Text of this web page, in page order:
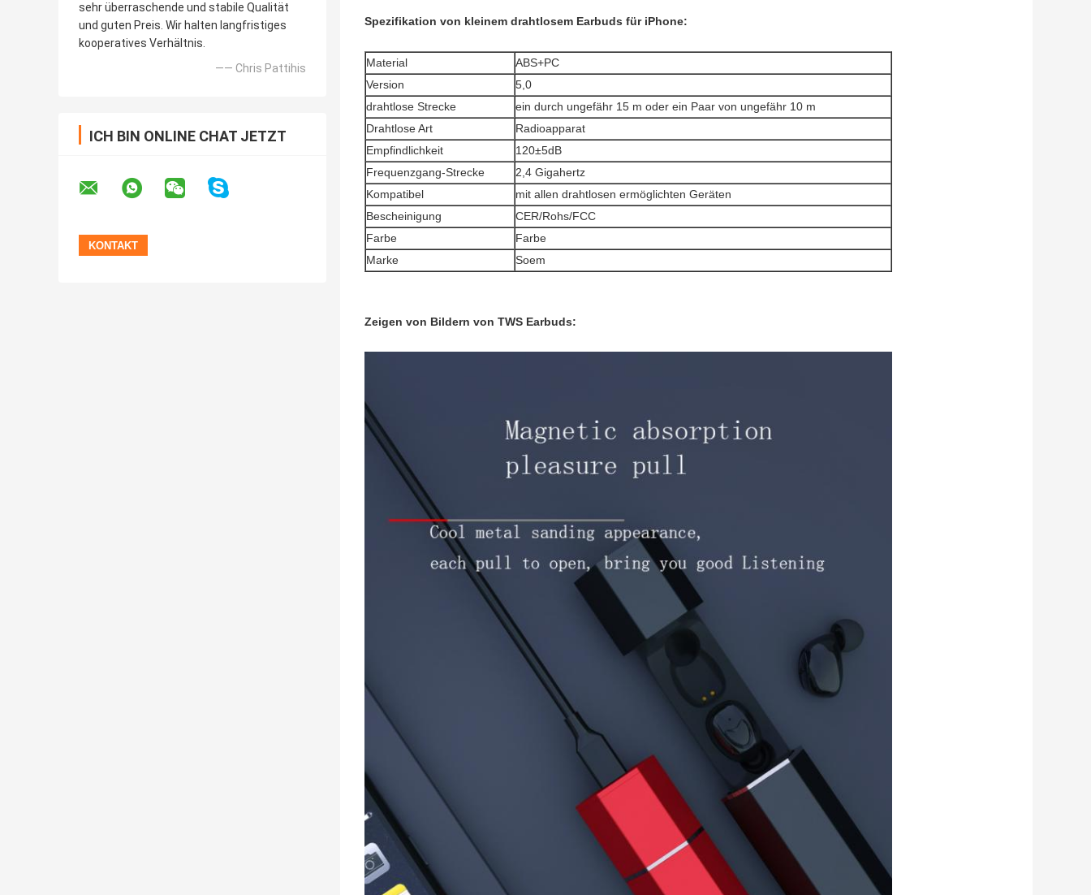
sehr überraschende und stabile Qualität
und guten Preis. Wir halten langfristiges
kooperatives Verhältnis.
—— Chris Pattihis
ICH BIN ONLINE CHAT JETZT
Spezifikation von kleinem drahtlosem Earbuds für iPhone:
Material
ABS+PC
Version
5,0
drahtlose Strecke
ein durch ungefähr 15 m oder ein Paar von ungefähr 10 m
Drahtlose Art
Radioapparat
Empfindlichkeit
120±5dB
Frequenzgang-Strecke
2,4 Gigahertz
Kompatibel
mit allen drahtlosen ermöglichten Geräten
Bescheinigung
CER/Rohs/FCC
Farbe
Farbe
Marke
Soem
Zeigen von Bildern von TWS Earbuds: